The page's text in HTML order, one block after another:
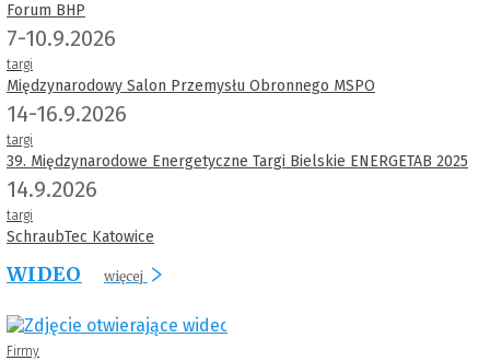
Forum BHP
7-10.9.2026
targi
Międzynarodowy Salon Przemysłu Obronnego MSPO
14-16.9.2026
targi
39. Międzynarodowe Energetyczne Targi Bielskie ENERGETAB 2025
14.9.2026
targi
SchraubTec Katowice
WIDEO więcej
Firmy